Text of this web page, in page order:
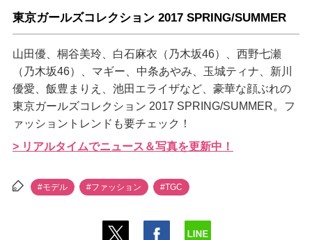
東京ガールズコレクション 2017 SPRING/SUMMER
山田優、桐谷美玲、白石麻衣（乃木坂46）、西野七瀬
（乃木坂46）、マギー、中条あやみ、玉城ティナ、新川
優愛、飯豊まりえ、池田エライザなど、豪華な顔ぶれの
東京ガールズコレクション 2017 SPRING/SUMMER。フ
ァッショントレンドも要チェック！
> リアルタイムでニュース＆写真を更新中！
#モデル #ファッション #TGC